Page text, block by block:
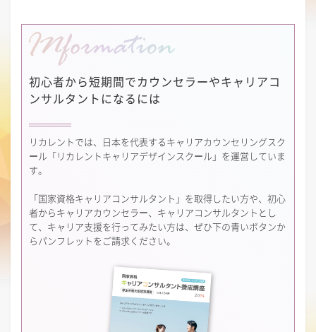
初心者から短期間でカウンセラーやキャリアコ
ンサルタントになるには
リカレントでは、日本を代表するキャリアカウンセリングスク
ール「リカレントキャリアデザインスクール」を運営していま
す。
「国家資格キャリアコンサルタント」を取得したい方や、初心
者からキャリアカウンセラー、キャリアコンサルタントとし
て、キャリア支援を行ってみたい方は、ぜひ下の青いボタンか
らパンフレットをご請求ください。